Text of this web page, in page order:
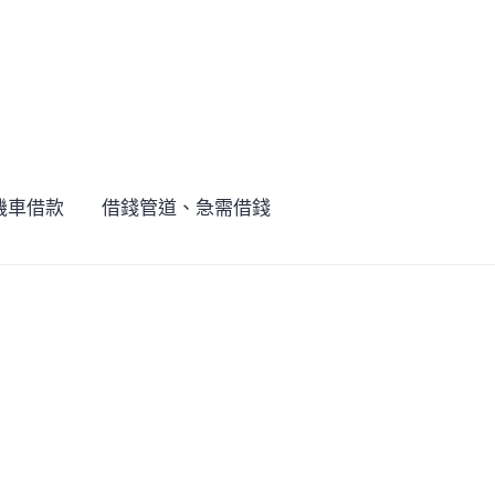
車借款 借錢管道、急需借錢